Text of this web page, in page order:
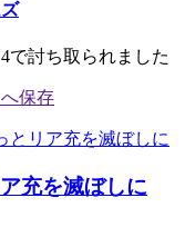
で討ち取られました
充を滅ぼしに